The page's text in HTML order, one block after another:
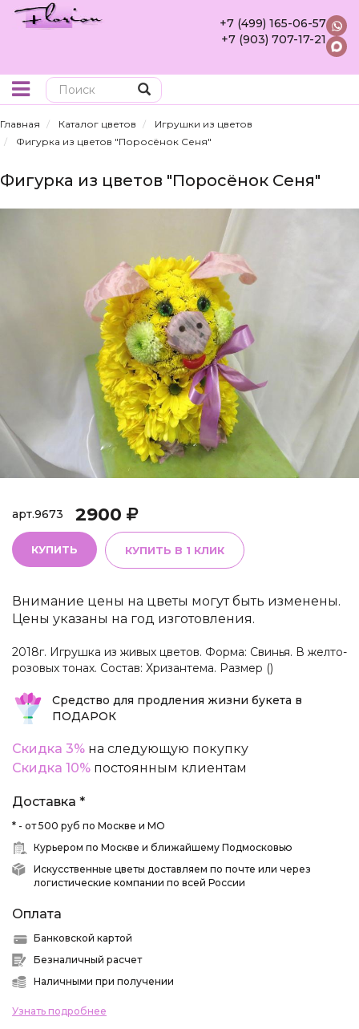
+7 (499) 165-06-57
+7 (903) 707-17-21
Главная Каталог цветов
Игрушки из цветов
Фигурка из цветов "Поросёнок Сеня"
Фигурка из цветов "Поросёнок Сеня"
арт.9673 2900
КУПИТЬ КУПИТЬ В 1 КЛИК
Внимание цены на цветы могут быть изменены.
Цены указаны на год изготовления.
2018г. Игрушка из живых цветов. Форма: Свинья. В желто-
розовых тонах. Состав: Хризантема. Размер ()
Средство для продления жизни букета в
ПОДАРОК
Скидка 3% на следующую покупку
Скидка 10% постоянным клиентам
Доставка *
* - от 500 руб по Москве и МО
Курьером по Москве и ближайшему Подмосковью
Искусственные цветы доставляем по почте или через
логистические компании по всей России
Оплата
Банковской картой
Безналичный расчет
Наличными при получении
Узнать подробнее